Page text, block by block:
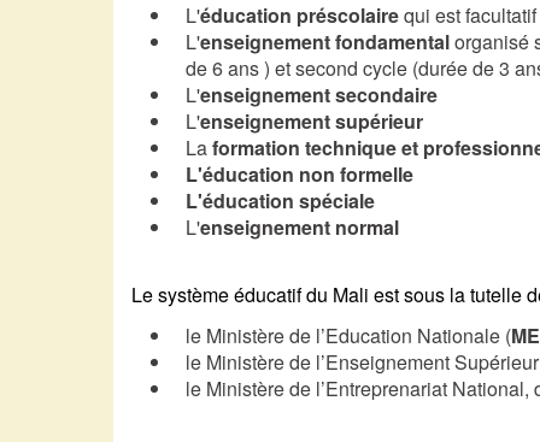
L'éducation préscolairequi est
L'enseignement fondamentalorganisé
de 6 ans ) et second cycle (durée de 3
L'enseignement secondaire
L'enseignement supérieur
Laformation technique et
L'éducation non formelle
L'éducation spéciale
L'enseignement normal
Le système éducatif du Mali est sous la tutelle
le Ministère de l’Education Nationale (
le Ministère de l’Enseignement
le Ministère de l’Entreprenariat